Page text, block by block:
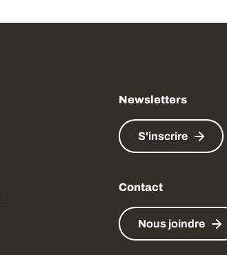
Newsletters
S'inscrire
Contact
Nous joindre